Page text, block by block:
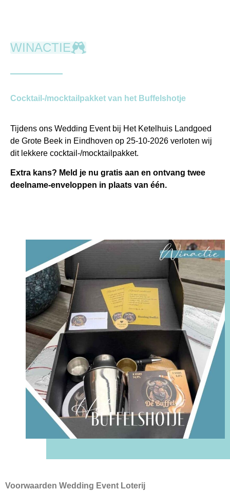
WINACTIE
Cocktail-/mocktailpakket van het Buffelshotje
Tijdens ons Wedding Event bij Het Ketelhuis Landgoed
de Grote Beek in Eindhoven op 25-10-2026 verloten wij
dit lekkere cocktail-/mocktailpakket.
Extra kans? Meld je nu gratis aan en ontvang twee
deelname-enveloppen in plaats van één.
Voorwaarden Wedding Event Loterij